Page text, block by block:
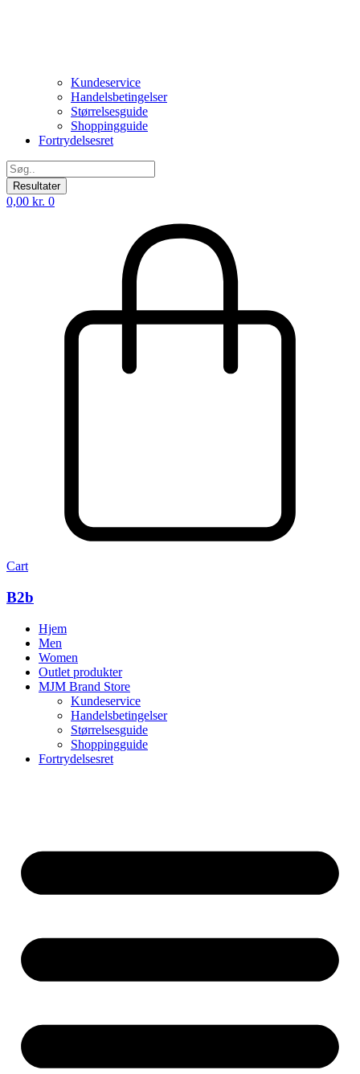
Kundeservice
Handelsbetingelser
Størrelsesguide
Shoppingguide
Fortrydelsesret
Search
...Resultater
0,00 kr. 0
Cart
B2b
Hjem
Men
Women
Outlet produkter
MJM Brand Store
Kundeservice
Handelsbetingelser
Størrelsesguide
Shoppingguide
Fortrydelsesret